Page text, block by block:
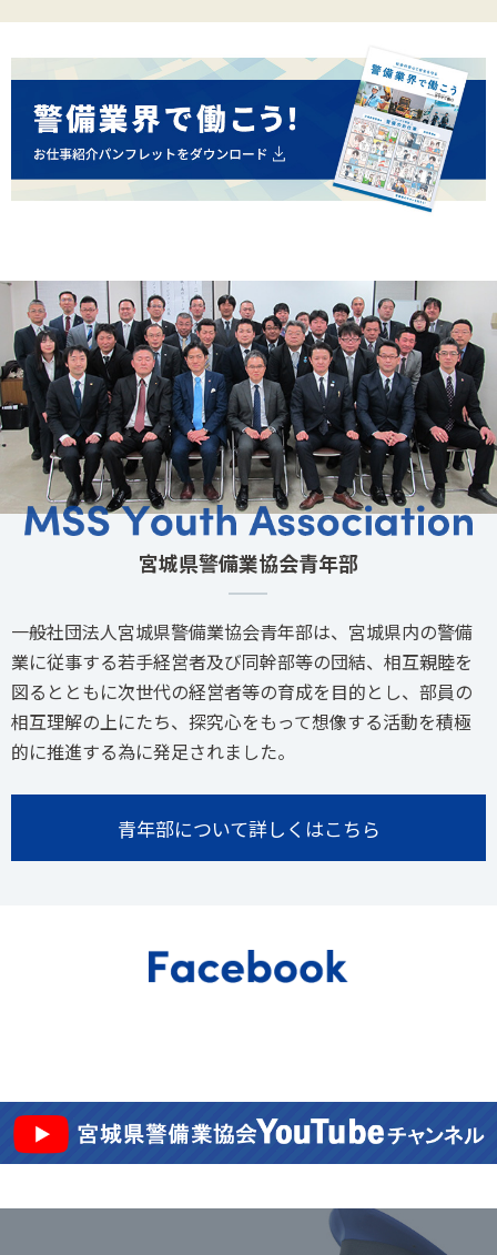
宮城県警備業協会青年部
一般社団法人宮城県警備業協会青年部は、宮城県内の警備
業に従事する若手経営者及び同幹部等の団結、相互親睦を
図るとともに次世代の経営者等の育成を目的とし、部員の
相互理解の上にたち、探究心をもって想像する活動を積極
的に推進する為に発足されました。
青年部について詳しくはこちら